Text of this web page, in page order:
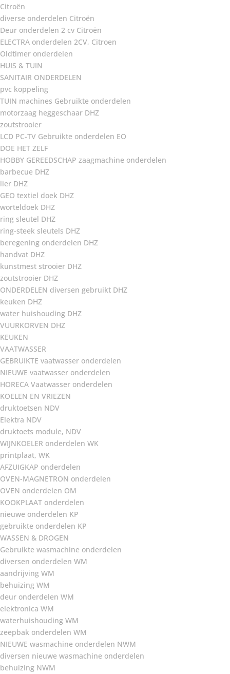
Citroën
diverse onderdelen Citroën
Deur onderdelen 2 cv Citroën
ELECTRA onderdelen 2CV, Citroen
Oldtimer onderdelen
HUIS & TUIN
SANITAIR ONDERDELEN
pvc koppeling
TUIN machines Gebruikte onderdelen
motorzaag heggeschaar DHZ
zoutstrooier
LCD PC-TV Gebruikte onderdelen EO
DOE HET ZELF
HOBBY GEREEDSCHAP zaagmachine onderdelen
barbecue DHZ
lier DHZ
GEO textiel doek DHZ
worteldoek DHZ
ring sleutel DHZ
ring-steek sleutels DHZ
beregening onderdelen DHZ
handvat DHZ
kunstmest strooier DHZ
zoutstrooier DHZ
ONDERDELEN diversen gebruikt DHZ
keuken DHZ
water huishouding DHZ
VUURKORVEN DHZ
KEUKEN
VAATWASSER
GEBRUIKTE vaatwasser onderdelen
NIEUWE vaatwasser onderdelen
HORECA Vaatwasser onderdelen
KOELEN EN VRIEZEN
druktoetsen NDV
Elektra NDV
druktoets module, NDV
WIJNKOELER onderdelen WK
printplaat, WK
AFZUIGKAP onderdelen
OVEN-MAGNETRON onderdelen
OVEN onderdelen OM
KOOKPLAAT onderdelen
nieuwe onderdelen KP
gebruikte onderdelen KP
WASSEN & DROGEN
Gebruikte wasmachine onderdelen
diversen onderdelen WM
aandrijving WM
behuizing WM
deur onderdelen WM
elektronica WM
waterhuishouding WM
zeepbak onderdelen WM
NIEUWE wasmachine onderdelen NWM
diversen nieuwe wasmachine onderdelen
behuizing NWM